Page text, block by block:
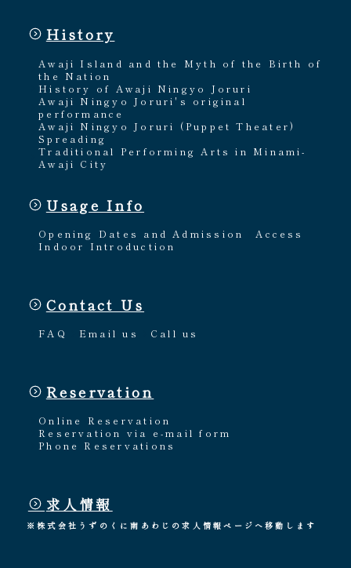
History
Awaji Island and the Myth of the Birth of
the Nation
History of Awaji Ningyo Joruri
Awaji Ningyo Joruri's original
performance
Awaji Ningyo Joruri (Puppet Theater)
Spreading
Traditional Performing Arts in Minami-
Awaji City
Usage Info
Opening Dates and Admission
Access
Indoor Introduction
Contact Us
FAQ Email us Call us
Reservation
Online Reservation
Reservation via e-mail form
Phone Reservations
求人情報
※株式会社うずのくに南あわじの求人情報ページへ移動します